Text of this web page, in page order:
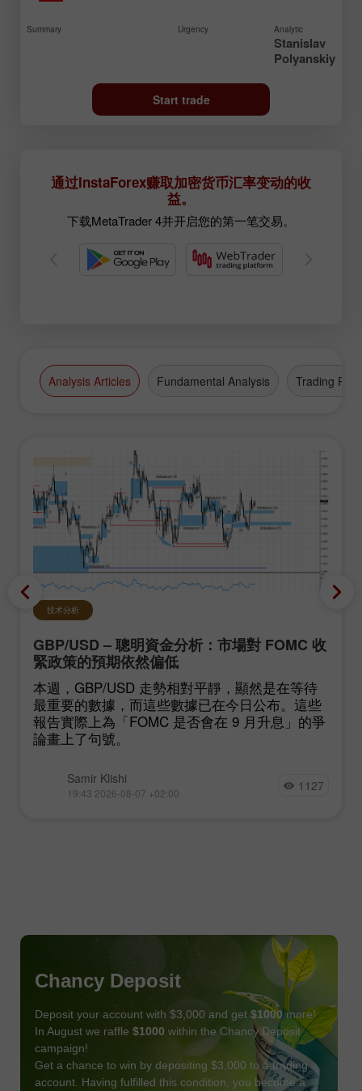
Summary Urgency Analytic
Stanislav
Polyanskiy
Start trade
通过InstaForex赚取加密货币汇率变动的收
益。
下载MetaTrader 4并开启您的第一笔交易。
Analysis Articles Fundamental Analysis Trading Plan
技术分析
GBP/USD – 聰明資金分析：市場對 FOMC 收
緊政策的預期依然偏低
本週，GBP/USD 走勢相對平靜，顯然是在等待
最重要的數據，而這些數據已在今日公布。這些
報告實際上為「FOMC 是否會在 9 月升息」的爭
論畫上了句號。
Samir Klishi
19:43 2026-08-07 +02:00 1127
Chancy Deposit
Deposit your account with $3,000 and get $1000 more!
In August we raffle $1000 within the Chancy Deposit
campaign!
Get a chance to win by depositing $3,000 to a trading
account. Having fulfilled this condition, you become a